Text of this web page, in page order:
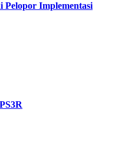
Pelopor Implementasi